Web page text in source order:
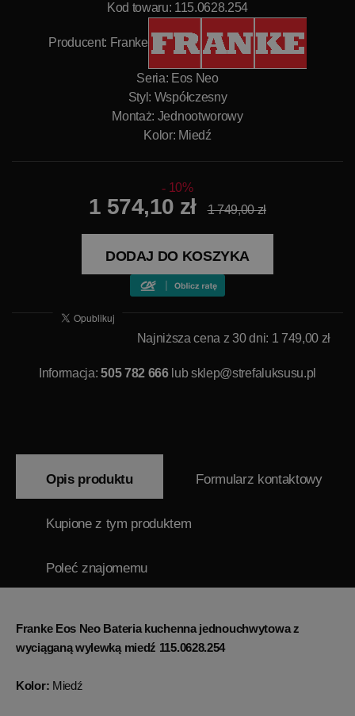
Kod towaru: 115.0628.254
Producent: Franke
Seria: Eos Neo
Styl: Współczesny
Montaż: Jednootworowy
Kolor: Miedź
10%
1 574,10 zł 1 749,00 zł
DODAJ DO KOSZYKA
Najniższa cena z 30 dni: 1 749,00 zł
Informacja:505 782 666lubsklep@strefaluksusu.pl
Opis produktu Formularz kontaktowy
Kupione z tym produktem
Poleć znajomemu
Franke Eos Neo Bateria kuchenna jednouchwytowa z
wyciąganą wylewką miedź 115.0628.254
Kolor: Miedź